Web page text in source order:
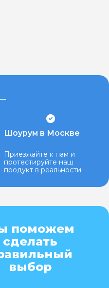
Шоурум в Москве
Приезжайте к нам и
протестируйте наш
продукт в реальности
поможем
сделать
выбор